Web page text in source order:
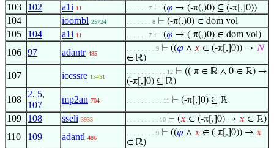
103 102 a1i 11 . . . . . . 7 ⊢ (𝜑 → (-π(,)0) ⊆ (-π[,]0))
104 ioombl 25724 . . . . . . . 8 ⊢ (-π(,)0) ∈ dom vol
105 104 a1i 11 . . . . . . 7 ⊢ (𝜑 → (-π(,)0) ∈ dom vol)
106 97 adantr 485
. . . . . . . . 9 ⊢ ((𝜑 ∧ 𝑥 ∈ (-π[,]0)) → 𝑁
∈ ℝ)
107 iccssre 13451
. . . . . . . . . . . 12 ⊢ ((-π ∈ ℝ ∧ 0 ∈ ℝ) →
(-π[,]0) ⊆ ℝ)
108
2, 5,
107
mp2an 704 . . . . . . . . . . 11 ⊢ (-π[,]0) ⊆ ℝ
109 108 sseli 3933 . . . . . . . . . 10 ⊢ (𝑥 ∈ (-π[,]0) → 𝑥 ∈ ℝ)
110 109 adantl 486
. . . . . . . . 9 ⊢ ((𝜑 ∧ 𝑥 ∈ (-π[,]0)) → 𝑥
∈ ℝ)